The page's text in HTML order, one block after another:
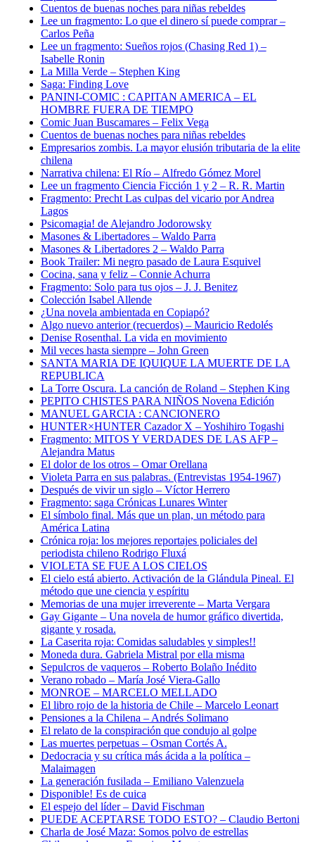
Cuentos de buenas noches para niñas rebeldes
Lee un fragmento: Lo que el dinero sí puede comprar –
Carlos Peña
Lee un fragmento: Sueños rojos (Chasing Red 1) –
Isabelle Ronin
La Milla Verde – Stephen King
Saga: Finding Love
PANINI-COMIC : CAPITAN AMERICA – EL
HOMBRE FUERA DE TIEMPO
Comic Juan Buscamares – Felix Vega
Cuentos de buenas noches para niñas rebeldes
Empresarios zombis. La mayor elusión tributaria de la elite
chilena
Narrativa chilena: El Río – Alfredo Gómez Morel
Lee un fragmento Ciencia Ficción 1 y 2 – R. R. Martin
Fragmento: Precht Las culpas del vicario por Andrea
Lagos
Psicomagia! de Alejandro Jodorowsky
Masones & Libertadores – Waldo Parra
Masones & Libertadores 2 – Waldo Parra
Book Trailer: Mi negro pasado de Laura Esquivel
Cocina, sana y feliz – Connie Achurra
Fragmento: Solo para tus ojos – J. J. Benitez
Colección Isabel Allende
¿Una novela ambientada en Copiapó?
Algo nuevo anterior (recuerdos) – Mauricio Redolés
Denise Rosenthal. La vida en movimiento
Mil veces hasta siempre – John Green
SANTA MARIA DE IQUIQUE LA MUERTE DE LA
REPUBLICA
La Torre Oscura. La canción de Roland – Stephen King
PEPITO CHISTES PARA NIÑOS Novena Edición
MANUEL GARCIA : CANCIONERO
HUNTER×HUNTER Cazador X – Yoshihiro Togashi
Fragmento: MITOS Y VERDADES DE LAS AFP –
Alejandra Matus
El dolor de los otros – Omar Orellana
Violeta Parra en sus palabras. (Entrevistas 1954-1967)
Después de vivir un siglo – Víctor Herrero
Fragmento: saga Crónicas Lunares Winter
El símbolo final. Más que un plan, un método para
América Latina
Crónica roja: los mejores reportajes policiales del
periodista chileno Rodrigo Fluxá
VIOLETA SE FUE A LOS CIELOS
El cielo está abierto. Activación de la Glándula Pineal. El
método que une ciencia y espíritu
Memorias de una mujer irreverente – Marta Vergara
Gay Gigante – Una novela de humor gráfico divertida,
gigante y rosada.
La Caserita roja: Comidas saludables y simples!!
Moneda dura. Gabriela Mistral por ella misma
Sepulcros de vaqueros – Roberto Bolaño Inédito
Verano robado – María José Viera-Gallo
MONROE – MARCELO MELLADO
El libro rojo de la historia de Chile – Marcelo Leonart
Pensiones a la Chilena – Andrés Solimano
El relato de la conspiración que condujo al golpe
Las muertes perpetuas – Osman Cortés A.
Dedocracia y su crítica más ácida a la política –
Malaimagen
La generación fusilada – Emiliano Valenzuela
Disponible! Es de cuica
El espejo del líder – David Fischman
PUEDE ACEPTARSE TODO ESTO? – Claudio Bertoni
Charla de José Maza: Somos polvo de estrellas